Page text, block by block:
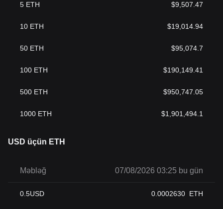
5 ETH $9,507.47
10 ETH $19,014.94
50 ETH $95,074.7
100 ETH $190,149.41
500 ETH $950,747.05
1000 ETH $1,901,494.1
USD üçün ETH
Məbləğ 07/08/2026 03:25 bu gün
0.5USD 0.0002630 ETH